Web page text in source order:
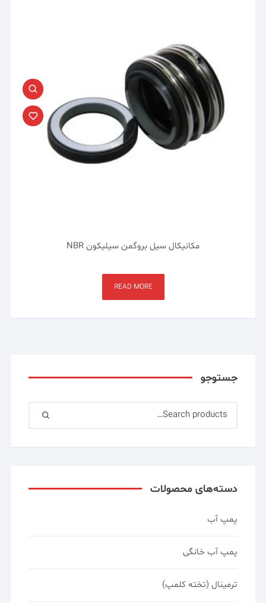
مکانیکال سیل بروگمن سیلیکون NBR
READ MORE
جستوجو
دسته‌های محصولات
پمپ آب
پمپ آب خانگی
ترمینال (تخته کلمپ)